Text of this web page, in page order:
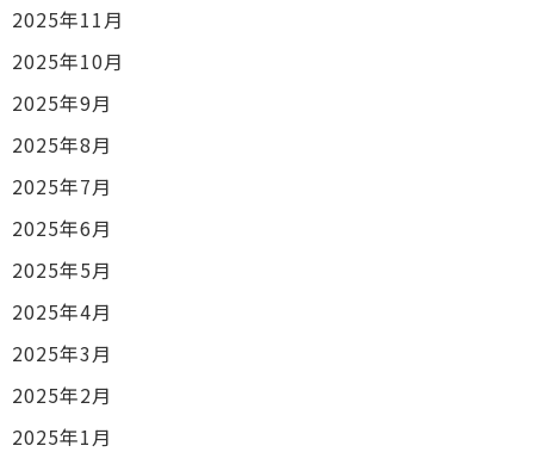
2025年11月
2025年10月
2025年9月
2025年8月
2025年7月
2025年6月
2025年5月
2025年4月
2025年3月
2025年2月
2025年1月